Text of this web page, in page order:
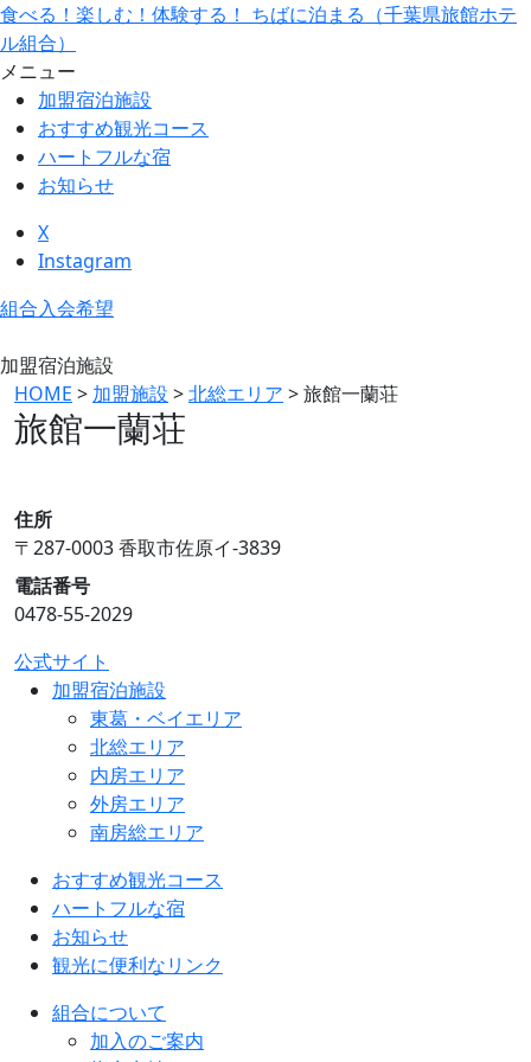
食べる！楽しむ！体験する！ ちばに泊まる（千葉県旅館ホテ
ル組合）
メニュー
加盟宿泊施設
おすすめ観光コース
ハートフルな宿
お知らせ
X
Instagram
組合入会希望
加盟宿泊施設
HOME > 加盟施設 >北総エリア >旅館一蘭荘
旅館一蘭荘
住所
〒287-0003 香取市佐原イ-3839
電話番号
0478-55-2029
公式サイト
加盟宿泊施設
東葛・ベイエリア
北総エリア
内房エリア
外房エリア
南房総エリア
おすすめ観光コース
ハートフルな宿
お知らせ
観光に便利なリンク
組合について
加入のご案内